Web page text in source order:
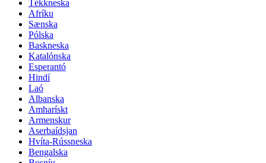
Tékkneska
Afríku
Sænska
Pólska
Baskneska
Katalónska
Esperantó
Hindí
Laó
Albanska
Amharískt
Armenskur
Aserbaídsjan
Hvíta-Rússneska
Bengalska